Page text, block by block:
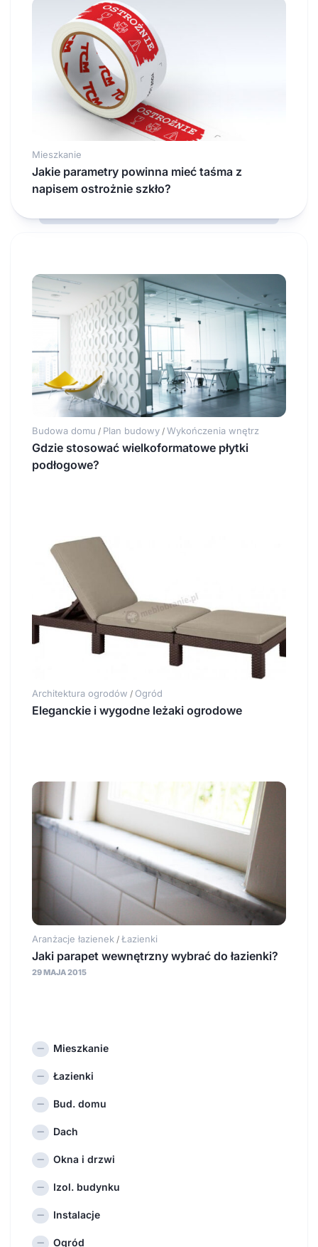
Mieszkanie
Jakie parametry powinna mieć taśma z
napisem ostrożnie szkło?
Budowa domu / Plan budowy / Wykończenia wnętrz
Gdzie stosować wielkoformatowe płytki
podłogowe?
Architektura ogrodów / Ogród
Eleganckie i wygodne leżaki ogrodowe
Aranżacje łazienek / Łazienki
Jaki parapet wewnętrzny wybrać do łazienki?
29 MAJA 2015
Mieszkanie
Łazienki
Bud. domu
Dach
Okna i drzwi
Izol. budynku
Instalacje
Ogród